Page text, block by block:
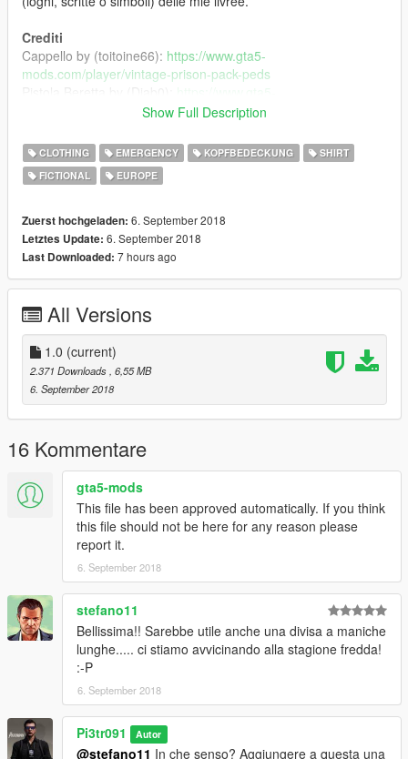
Crediti
Cappello by (toitoine66): https://www.gta5-
mods.com/player/vintage-prison-pack-peds
https://www.gta5-
mods.com/weapons/beretta-m9-black-chrome-versions
Se il mio lavoro vi piace vi chiedo gentilmente di mettere un
pollice in su alla mia pagina:
https://www.facebook.com/Pi3tr091
la notifica!
Show Full Description
CLOTHING EMERGENCY KOPFBEDECKUNG
SHIRT
FICTIONAL
EUROPE
Zuerst hochgeladen: 6. September 2018
Letztes Update: 6. September 2018
Last Downloaded: 7 hours ago
All Versions
1.0 (current)
2.371 Downloads , 6,55 MB
6. September 2018
16 Kommentare
gta5-mods
This file has been approved automatically. If you think
this file should not be here for any reason please
report it.
6. September 2018
stefano11
Bellissima!! Sarebbe utile anche una divisa a maniche
lunghe..... ci stiamo avvicinando alla stagione fredda!
:-P
6. September 2018
Pi3tr091 Autor
@stefano11 In che senso? Aggiungere a questa una